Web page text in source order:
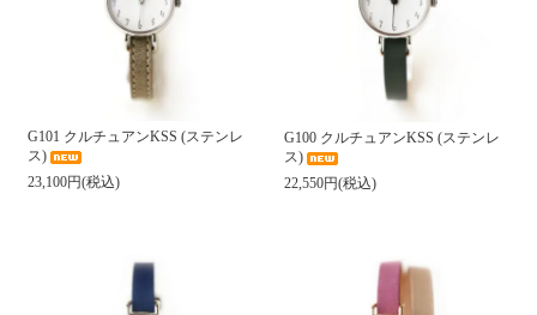
G101 クルチュアンKSS (ステンレ
ス)
23,100円(税込)
G100 クルチュアンKSS (ステンレ
ス)
22,550円(税込)